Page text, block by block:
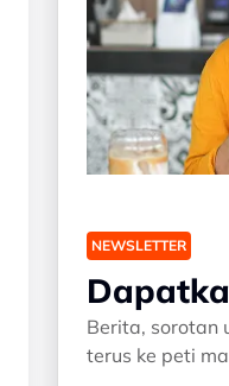
NEWSLETTER
Berita, sorotan
terus ke peti